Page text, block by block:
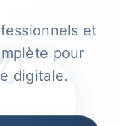
et
pour
digitale.